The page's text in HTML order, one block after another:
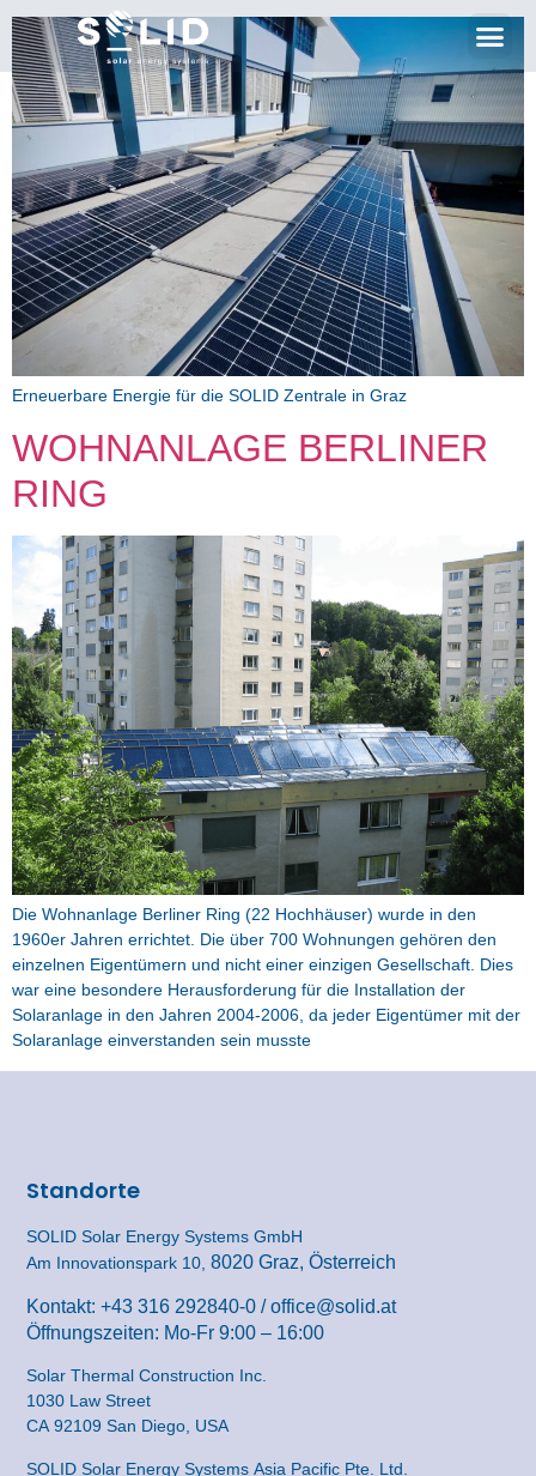
Erneuerbare Energie für die SOLID Zentrale in Graz
WOHNANLAGE BERLINER
RING
Die Wohnanlage Berliner Ring (22 Hochhäuser) wurde in den
1960er Jahren errichtet. Die über 700 Wohnungen gehören den
einzelnen Eigentümern und nicht einer einzigen Gesellschaft. Dies
war eine besondere Herausforderung für die Installation der
Solaranlage in den Jahren 2004-2006, da jeder Eigentümer mit der
Solaranlage einverstanden sein musste
Standorte
SOLID Solar Energy Systems GmbH
Am Innovationspark 10,8020 Graz, Österreich
Kontakt:+43 316 292840-0 /office@solid.at
Öffnungszeiten: Mo-Fr 9:00 – 16:00
Solar Thermal Construction Inc.
1030 Law Street
CA 92109 San Diego, USA
SOLID Solar Energy Systems Asia Pacific Pte. Ltd.